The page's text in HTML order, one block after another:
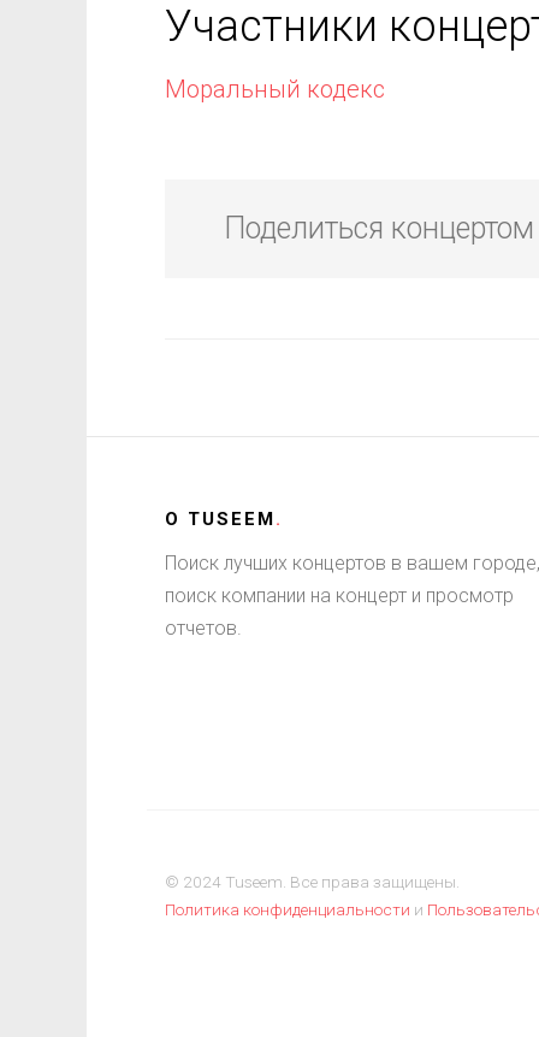
Участники
Моральный кодекс
Поделиться концертом
О TUSEEM.
Поиск лучших концертов в вашем городе,
поиск компании на концерт и просмотр
отчетов.
© 2024 Tuseem. Все права защищены.
Политика конфиденциальности и